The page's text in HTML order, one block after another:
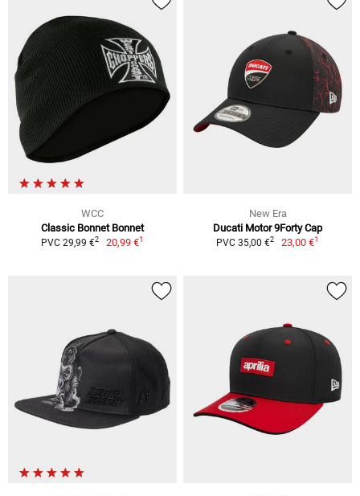
WCC
Classic Bonnet Bonnet
PVC 29,99 €2 20,99 €1
New Era
Ducati Motor 9Forty Cap
PVC 35,00 €2 23,00 €1